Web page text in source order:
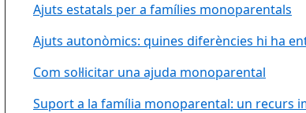
Ajuts estatals per a famílies monoparentals
Ajuts autonòmics: quines diferències hi ha
Com sol·licitar una ajuda monoparental
Suport a la família monoparental: un recurs